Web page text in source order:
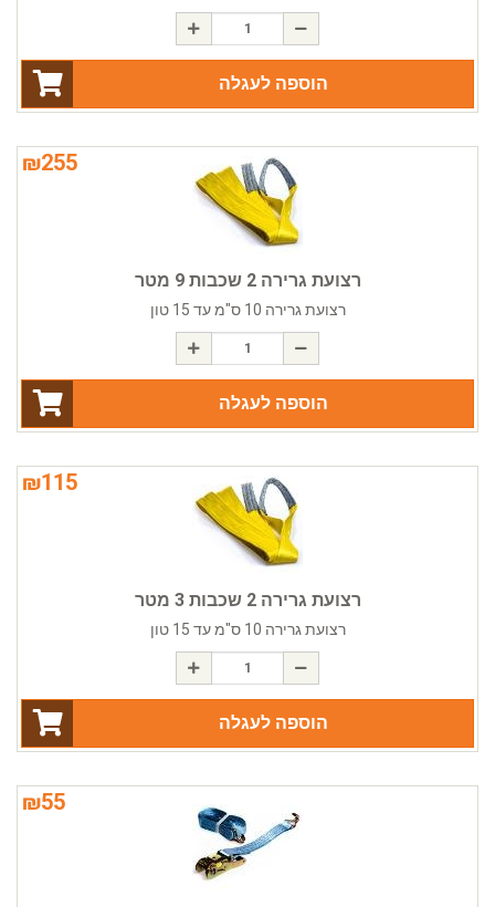
הוספה לעגלה
₪255
רצועת גרירה 2 שכבות 9 מטר
רצועת גרירה 10 ס"מ עד 15 טון
הוספה לעגלה
₪115
רצועת גרירה 2 שכבות 3 מטר
רצועת גרירה 10 ס"מ עד 15 טון
הוספה לעגלה
₪55